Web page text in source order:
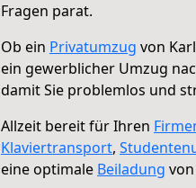
Fragen parat.
Ob ein Privatumzug von
ein gewerblicher Umzug
damit Sie problemlos und
Allzeit bereit für Ihren
Klaviertransport,
eine optimale Beiladung